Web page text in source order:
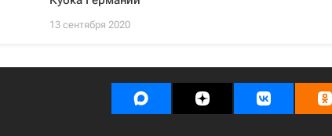
13 сентября 2020